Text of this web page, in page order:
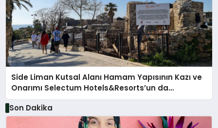
Side Liman Kutsal Alanı Hamam Yapısının Kazı ve
Onarımı Selectum Hotels&Resorts’un da
Katkılarıyla Tamamlandı
Son Dakika